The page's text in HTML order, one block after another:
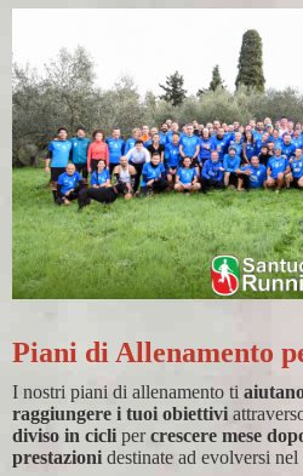
Piani di Allenamento
I nostri piani di allenamento ti
raggiungere i tuoi obiettivi
diviso in cicli percrescere mese
prestazioni destinate ad evolversi nel